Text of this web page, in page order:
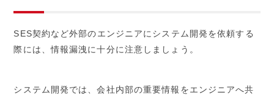
SES契約など外部のエンジニアにシステム開発を依頼する
際には、情報漏洩に十分に注意しましょう。
システム開発では、会社内部の重要情報をエンジニアへ共